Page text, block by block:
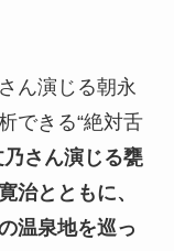
ん演じる朝永
できる“絶対舌
さん演じる甕
治とともに、
温泉地を巡っ